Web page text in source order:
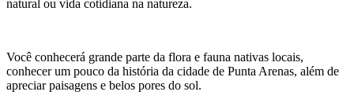
natural ou vida cotidiana na natureza.
Você conhecerá grande parte da flora e fauna nativas locais,
conhecer um pouco da história da cidade de Punta Arenas, além de
apreciar paisagens e belos pores do sol.